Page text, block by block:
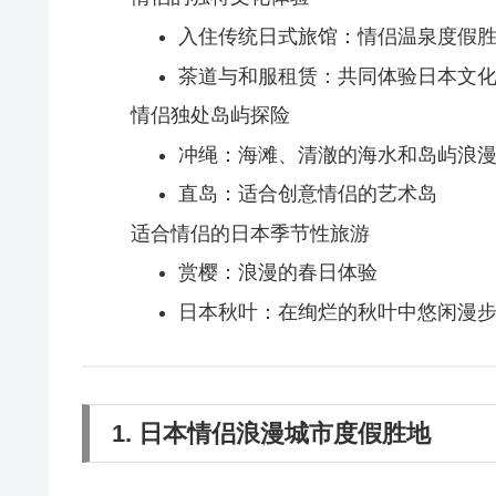
入住传统日式旅馆：情侣温泉度假
茶道与和服租赁：共同体验日本文化
情侣独处岛屿探险
冲绳：海滩、清澈的海水和岛屿浪漫
直岛：适合创意情侣的艺术岛
适合情侣的日本季节性旅游
赏樱：浪漫的春日体验
日本秋叶：在绚烂的秋叶中悠闲漫步
1. 日本情侣浪漫城市度假胜地